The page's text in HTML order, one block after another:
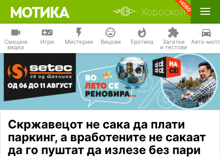
Хороскоп
Смешни
видеа
Игри Мистерии Вицови Еротика Загатки
и тестови
Авто-
Скржавецот не сака да плати
паркинг, а вработените не сакаат
да го пуштат да излезе без пари